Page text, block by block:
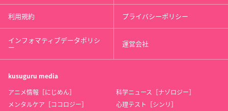
利用規約 プライバシーポリシー
インフォマティブデータポリシ
ー 運営会社
kusuguru media
アニメ情報［にじめん］
科学ニュース［ナゾロジー］
メンタルケア［ココロジー］
心理テスト［シンリ］